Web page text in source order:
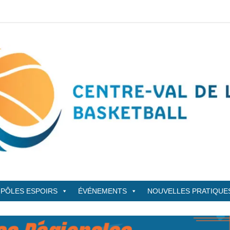
PÔLES ESPOIRS ÉVÉNEMENTS NOUVELLES